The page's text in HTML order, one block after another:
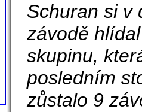
Schuran si v
závodě
skupinu,
posledním
zůstalo 9